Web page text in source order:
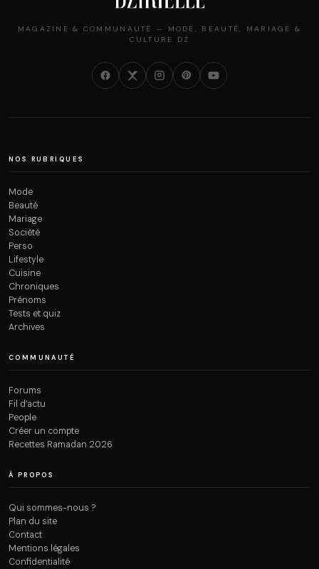
MAGAZINE & COMMUNAUTÉ — MODE, BEAUTÉ, MARIAGE &
CULTURE DZ
NOS RUBRIQUES
Mode
Beauté
Mariage
Société
Perso
Lifestyle
Cuisine
Chroniques
Prénoms
Tests et quiz
Archives
COMMUNAUTÉ
Forums
Fil d’actu
People
Créer un compte
Recettes Ramadan 2026
À PROPOS
Qui sommes-nous ?
Plan du site
Contact
Mentions légales
Confidentialité